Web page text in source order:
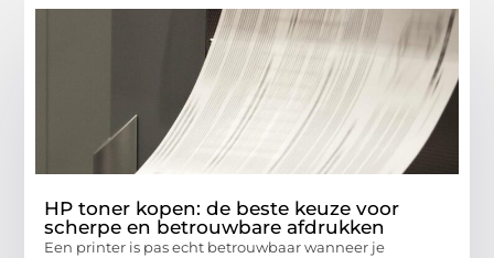
HP toner kopen: de beste keuze voor
scherpe en betrouwbare afdrukken
Een printer is pas echt betrouwbaar wanneer je